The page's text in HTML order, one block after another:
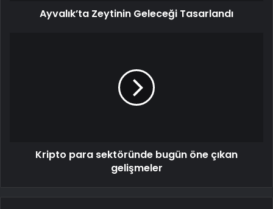
Ayvalık’ta Zeytinin Geleceği Tasarlandı
Kripto para sektöründe bugün öne çıkan
gelişmeler